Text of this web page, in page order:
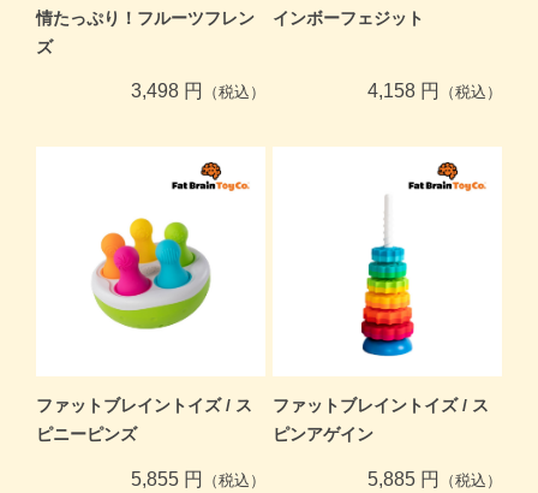
情たっぷり！フルーツフレン
ズ
3,498 円 （税込）
インボーフェジット
4,158 円 （税込）
ファットブレイントイズ / ス
ピニーピンズ
5,855 円 （税込）
ファットブレイントイズ / ス
ピンアゲイン
5,885 円 （税込）